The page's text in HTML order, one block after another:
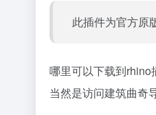
此插件为官方原
哪里可以下载到rhino
当然是访问建筑曲奇